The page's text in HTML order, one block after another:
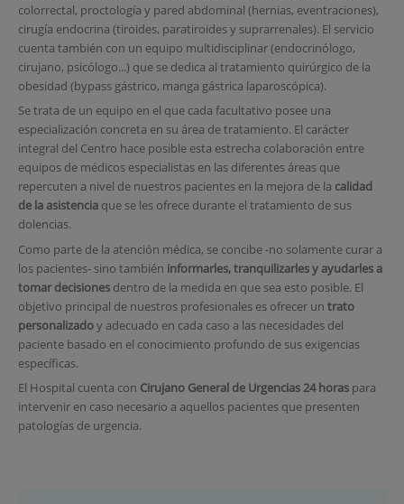
colorrectal, proctología y pared abdominal (hernias, eventraciones),
cirugía endocrina (tiroides, paratiroides y suprarrenales). El servicio
cuenta también con un equipo multidisciplinar (endocrinólogo,
cirujano, psicólogo...) que se dedica al tratamiento quirúrgico de la
obesidad (bypass gástrico, manga gástrica laparoscópica).
Se trata de un equipo en el que cada facultativo posee una
especialización concreta en su área de tratamiento. El carácter
integral del Centro hace posible esta estrecha colaboración entre
equipos de médicos especialistas en las diferentes áreas que
repercuten a nivel de nuestros pacientes en la mejora de la calidad
de la asistencia que se les ofrece durante el tratamiento de sus
dolencias.
Como parte de la atención médica, se concibe -no solamente curar a
los pacientes- sino también informarles, tranquilizarles y ayudarles a
tomar decisionesdentro de la medida en que sea esto posible. El
objetivo principal de nuestros profesionales es ofrecer un trato
personalizadoy adecuado en cada caso a las necesidades del
paciente basado en el conocimiento profundo de sus exigencias
específicas.
El Hospital cuenta con Cirujano General de Urgencias 24 horaspara
intervenir en caso necesario a aquellos pacientes que presenten
patologías de urgencia.